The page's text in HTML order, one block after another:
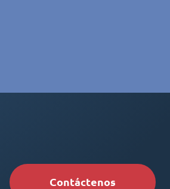
Contáctenos